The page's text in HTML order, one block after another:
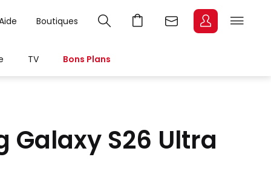
Boutiques
TV Bons Plans
Galaxy S26 Ultra